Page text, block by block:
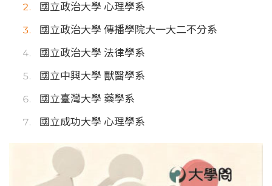
國立政治大學 心理學系
國立政治大學 傳播學院大一大二不分系
國立政治大學 法律學系
國立中興大學 獸醫學系
國立臺灣大學 藥學系
國立成功大學 心理學系